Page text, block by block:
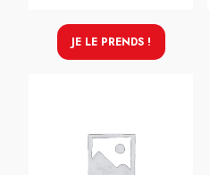
JE LE PRENDS !